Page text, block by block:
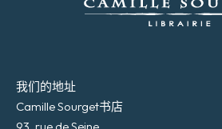
我们的地址
Camille Sourget书店